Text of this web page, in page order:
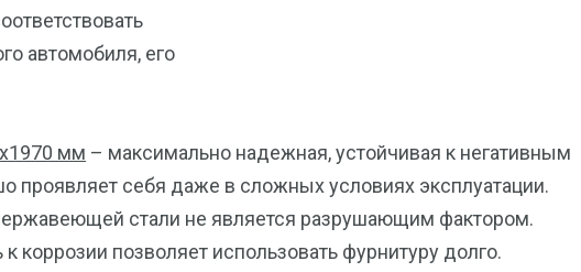
автомобиля, его
мм – максимально надежная, устойчивая к негативным
проявляет себя даже в сложных условиях эксплуатации.
стали не является разрушающим фактором.
коррозии позволяет использовать фурнитуру долго.